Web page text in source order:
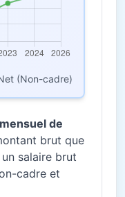
(Non-cadre)
de
brut que
salaire brut
cadre et